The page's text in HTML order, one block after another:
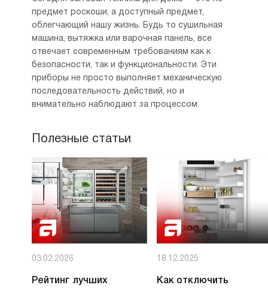
предмет роскоши, а доступный предмет,
облегчающий нашу жизнь. Будь то сушильная
машина, вытяжка или варочная панель, все
отвечает современным требованиям как к
безопасности, так и функциональности. Эти
приборы не просто выполняет механическую
последовательность действий, но и
внимательно наблюдают за процессом.
Полезные статьи
03.02.2026
Рейтинг лучших
18.12.2025
Как отключить